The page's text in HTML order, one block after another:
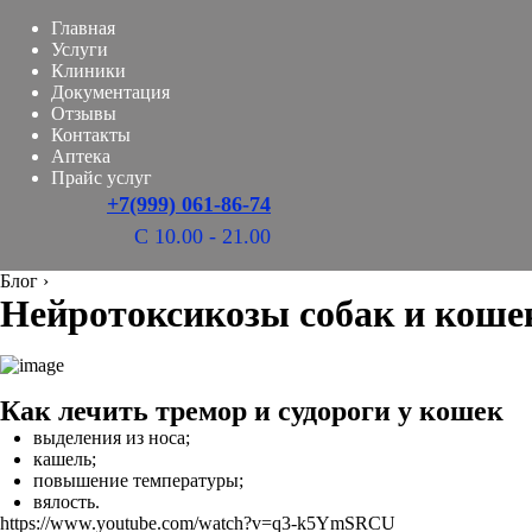
Главная
Услуги
Клиники
Документация
Отзывы
Контакты
Аптека
Прайс услуг
+7(999) 061-86-74
С 10.00 - 21.00
Блог ›
Нейротоксикозы собак и
Как лечить тремор и судороги у кошек
выделения из носа;
кашель;
повышение температуры;
вялость.
https://www.youtube.com/watch?v=q3-k5YmSRCU